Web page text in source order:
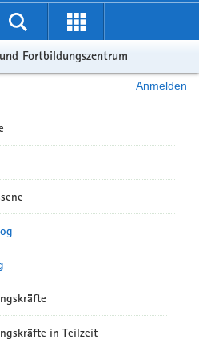
Fortbildungszentrum
Anmelden
in Teilzeit